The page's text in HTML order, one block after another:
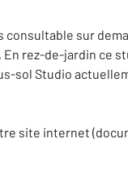
consultable sur
rez-de-jardin ce
sol Studio
site internet